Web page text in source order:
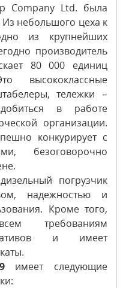
Company Ltd. была
Из небольшого цеха к
из крупнейших
производитель
80 000 единиц
высококлассные
тележки –
в работе
организации.
конкурирует с
безоговорочно
погрузчик
надежностью и
Кроме того,
требованиям
и имеет
имеет следующие